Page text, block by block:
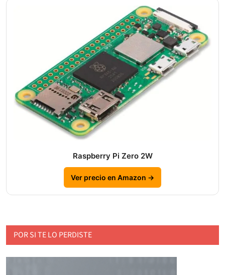
Raspberry Pi Zero 2W
Ver precio en Amazon →
POR SI TE LO PERDISTE